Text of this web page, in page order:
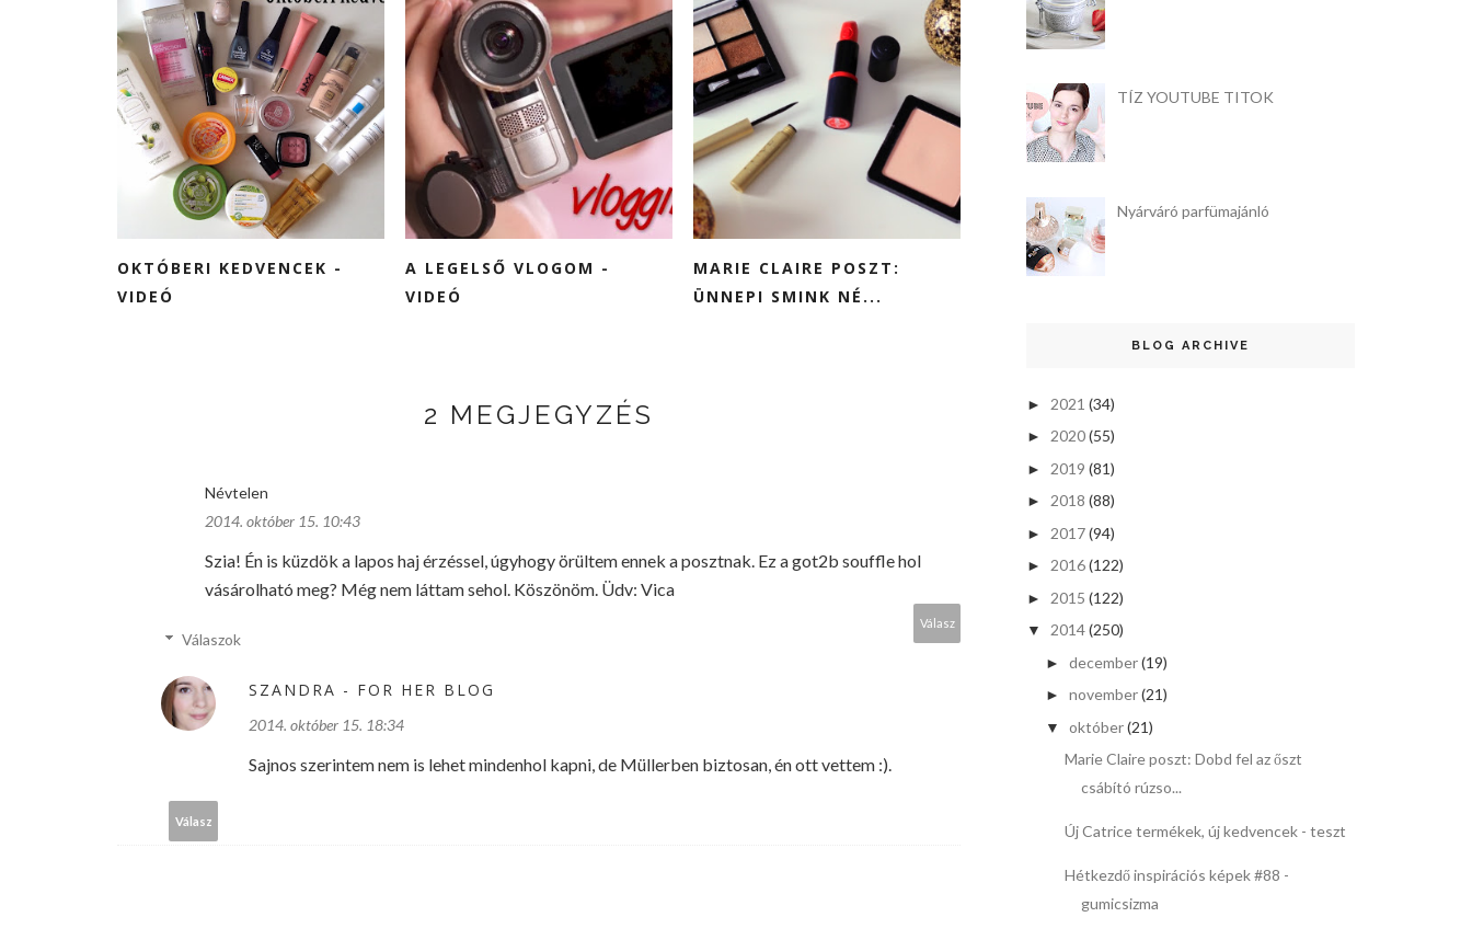
OKTÓBERI KEDVENCEK -
VIDEÓ
A LEGELSŐ VLOGOM -
VIDEÓ
MARIE CLAIRE POSZT:
ÜNNEPI SMINK NÉ...
2 MEGJEGYZÉS
Névtelen
2014. október 15. 10:43
Szia! Én is küzdök a lapos haj érzéssel, úgyhogy örültem ennek a posztnak. Ez a got2b souffle hol
vásárolható meg? Még nem láttam sehol. Köszönöm. Üdv: Vica
Válasz
Válaszok
SZANDRA - FOR HER BLOG
2014. október 15. 18:34
Sajnos szerintem nem is lehet mindenhol kapni, de Müllerben biztosan, én ott vettem :).
Válasz
TÍZ YOUTUBE TITOK
Nyárváró parfümajánló
BLOG ARCHIVE
► 2021 (34)
► 2020(55)
► 2019 (81)
► 2018 (88)
► 2017(94)
► 2016(122)
► 2015 (122)
▼ 2014(250)
► december(19)
► november(21)
▼ október(21)
Marie Claire poszt: Dobd fel az őszt
csábító rúzso...
Új Catrice termékek, új kedvencek - teszt
Hétkezdő inspirációs képek #88 -
gumicsizma